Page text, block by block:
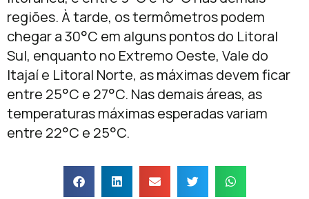
regiões. À tarde, os termômetros podem
chegar a 30°C em alguns pontos do Litoral
Sul, enquanto no Extremo Oeste, Vale do
Itajaí e Litoral Norte, as máximas devem ficar
entre 25°C e 27°C. Nas demais áreas, as
temperaturas máximas esperadas variam
entre 22°C e 25°C.